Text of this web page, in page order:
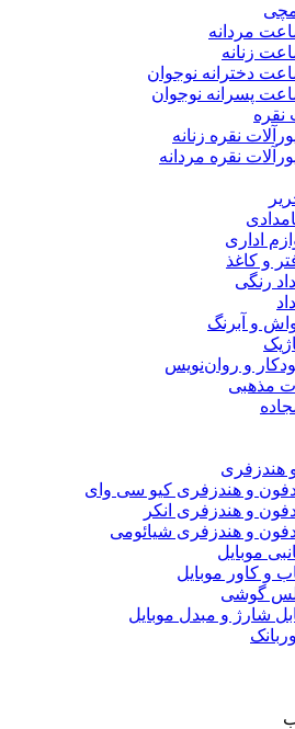
مردانه
زنانه
دخترانه نوجوان
پسرانه نوجوان
نقره
نقره زنانه
نقره مردانه
اداری
و کاغذ
رنگی
و آبرنگ
و روان‌نویس
مذهبی
هندزفری
و هندزفری کیو سی وای
و هندزفری انکر
و هندزفری شیائومی
موبایل
و کاور موبایل
گوشی
شارژ و مبدل موبایل